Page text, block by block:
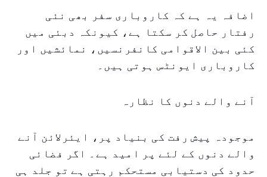
اضافہ یہ ہے کہ کاروباری سفر بھی نئی
رفتار حاصل کر سکتا ہے، کیونکہ دبئی میں
کئی بین الاقوامی کانفرنسیں، نمائشیں اور
کاروباری ایونٹس ہوتی ہیں۔
آنے والے دنوں کا نظارہ
موجودہ پیش رفت کی بنیاد پر، ایئرلائن آنے
والے دنوں کے لئے پر امید ہے۔ اگر فضائی
حدود کی دستیابی مستحکم رہتی ہے تو جلد ہی